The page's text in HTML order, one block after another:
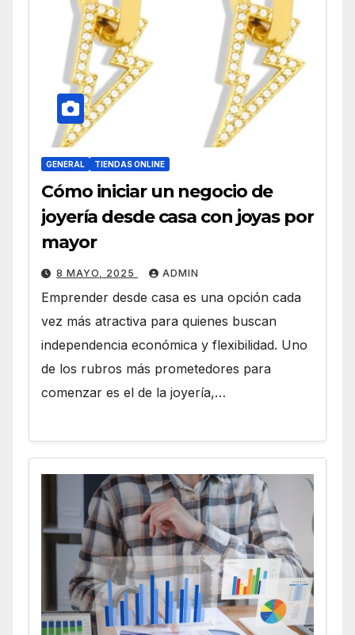
GENERAL TIENDAS ONLINE
Cómo iniciar un negocio de
joyería desde casa con joyas por
mayor
8 MAYO, 2025 ADMIN
Emprender desde casa es una opción cada
vez más atractiva para quienes buscan
independencia económica y flexibilidad. Uno
de los rubros más prometedores para
comenzar es el de la joyería,…